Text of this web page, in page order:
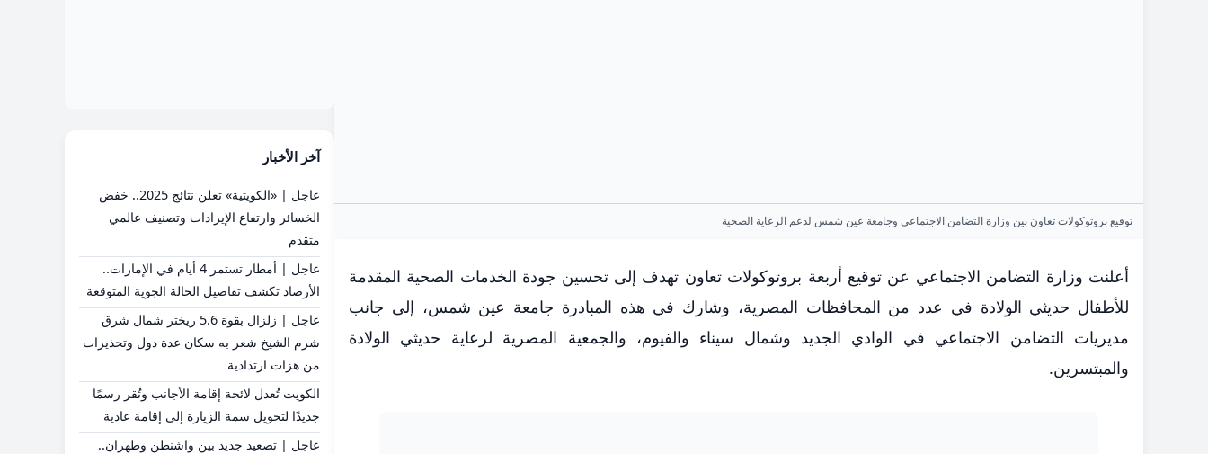
توقيع بروتوكولات تعاون بين وزارة التضامن الاجتماعي وجامعة عين شمس لدعم الرعاية الصحية
أعلنت وزارة التضامن الاجتماعي عن توقيع أربعة بروتوكولات تعاون تهدف إلى تحسين جودة الخدمات الصحية المقدمة
للأطفال حديثي الولادة في عدد من المحافظات المصرية، وشارك في هذه المبادرة جامعة عين شمس، إلى جانب
مديريات التضامن الاجتماعي في الوادي الجديد وشمال سيناء والفيوم، والجمعية المصرية لرعاية حديثي الولادة
والمبتسرين.
آخر الأخبار
عاجل | «الكويتية» تعلن نتائج 2025.. خفض
الخسائر وارتفاع الإيرادات وتصنيف عالمي
متقدم
عاجل | أمطار تستمر 4 أيام في الإمارات..
الأرصاد تكشف تفاصيل الحالة الجوية المتوقعة
عاجل | زلزال بقوة 5.6 ريختر شمال شرق
شرم الشيخ شعر به سكان عدة دول وتحذيرات
من هزات ارتدادية
الكويت تُعدل لائحة إقامة الأجانب وتُقر رسمًا
جديدًا لتحويل سمة الزيارة إلى إقامة عادية
عاجل | تصعيد جديد بين واشنطن وطهران..